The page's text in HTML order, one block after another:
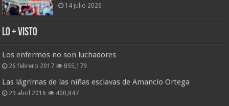
14 julio 2026
Lo + Visto
Los enfermos no son luchadores
26 febrero 2017 855,179
Las lágrimas de las niñas esclavas de Amancio Ortega
29 abril 2016 400,847